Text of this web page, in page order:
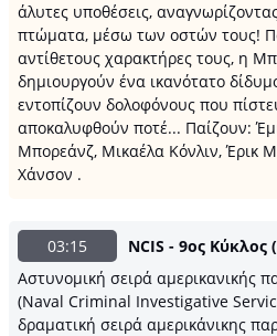
άλυτες υποθέσεις,
πτώματα, μέσω των οστών τους!
αντίθετους χαρακτήρες τους, η
δημιουργούν ένα ικανότατο
εντοπίζουν δολοφόνους που
αποκαλυφθούν ποτέ... Παίζουν:
Μπορεάνζ, Μικαέλα Κόνλιν, Έρικ
Χάνσον .
03:15
NCIS - 9ος Κύκλος
Αστυνομική σειρά αμερικανικής
(Naval Criminal Investigative
δραματική σειρά αμερικάνικης